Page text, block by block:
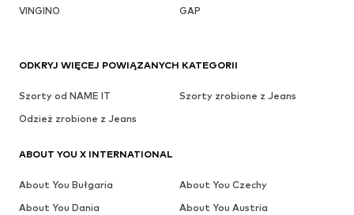
VINGINO
GAP
ODKRYJ WIĘCEJ POWIĄZANYCH KATEGORII
Szorty od NAME IT
Szorty zrobione z Jeans
Odzież zrobione z Jeans
ABOUT YOU X INTERNATIONAL
About You Bułgaria
About You Czechy
About You Dania
About You Austria